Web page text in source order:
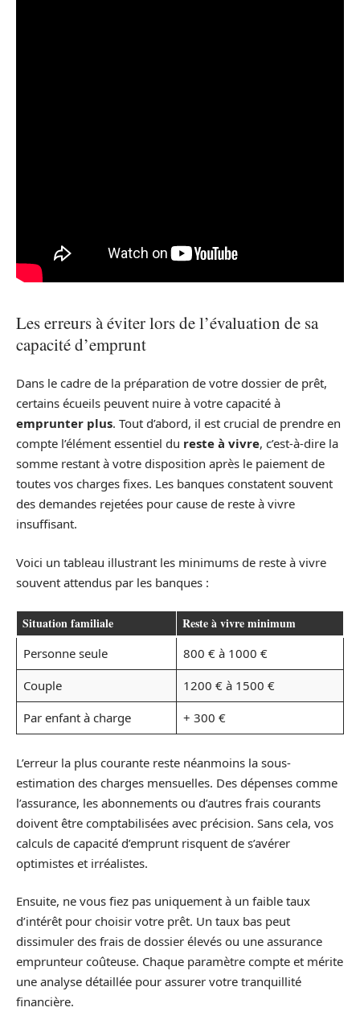
Les erreurs à éviter lors de l’évaluation de sa
capacité d’emprunt
Dans le cadre de la préparation de votre dossier de prêt,
certains écueils peuvent nuire à votre capacité à
emprunter plus. Tout d’abord, il est crucial de prendre en
compte l’élément essentiel du reste à vivre, c’est-à-dire la
somme restant à votre disposition après le paiement de
toutes vos charges fixes. Les banques constatent souvent
des demandes rejetées pour cause de reste à vivre
insuffisant.
Voici un tableau illustrant les minimums de reste à vivre
souvent attendus par les banques :
Situation familiale Reste à vivre minimum
Personne seule
800 € à 1000 €
Couple
1200 € à 1500 €
Par enfant à charge
+ 300 €
L’erreur la plus courante reste néanmoins la sous-
estimation des charges mensuelles. Des dépenses comme
l’assurance, les abonnements ou d’autres frais courants
doivent être comptabilisées avec précision. Sans cela, vos
calculs de capacité d’emprunt risquent de s’avérer
optimistes et irréalistes.
Ensuite, ne vous fiez pas uniquement à un faible taux
d’intérêt pour choisir votre prêt. Un taux bas peut
dissimuler des frais de dossier élevés ou une assurance
emprunteur coûteuse. Chaque paramètre compte et mérite
une analyse détaillée pour assurer votre tranquillité
financière.